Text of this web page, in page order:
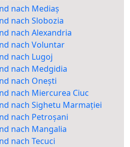
nach Mediaș
nach Slobozia
nach Alexandria
nach Voluntar
nach Lugoj
nach Medgidia
nach Onești
nach Miercurea Ciuc
nach Sighetu Marmației
nach Petroșani
nach Mangalia
nach Tecuci